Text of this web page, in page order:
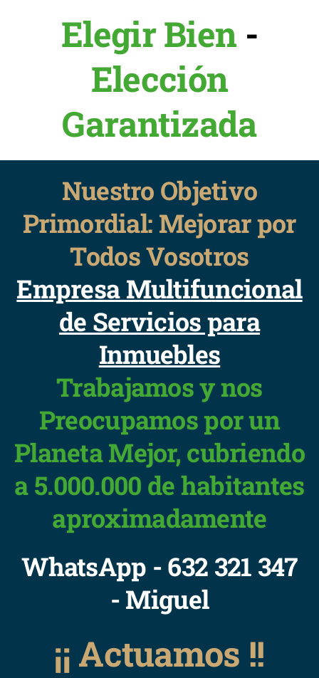
Elegir Bien -
Elección
Garantizada
Nuestro Objetivo
Primordial: Mejorar por
Todos Vosotros
Empresa Multifuncional
de Servicios para
Inmuebles
Trabajamos y nos
Preocupamos por un
Planeta Mejor, cubriendo
a 5.000.000 de habitantes
aproximadamente
WhatsApp - 632 321 347
- Miguel
¡¡ Actuamos !!